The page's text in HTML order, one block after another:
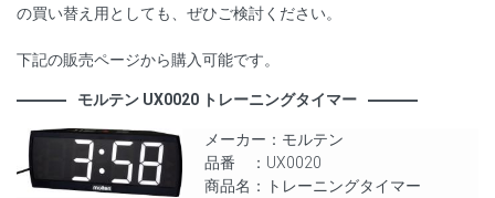
の買い替え用としても、ぜひご検討ください。
下記の販売ページから購入可能です。
モルテン UX0020 トレーニングタイマー
メーカー：モルテン
品番 ：UX0020
商品名：トレーニングタイマー